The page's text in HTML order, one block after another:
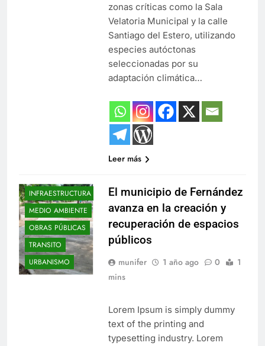
zonas críticas como la Sala
Velatoria Municipal y la calle
Santiago del Estero, utilizando
especies autóctonas
seleccionadas por su
adaptación climática…
Leer más
INFRAESTRUCTURA
MEDIO AMBIENTE
OBRAS PÚBLICAS
TRANSITO
URBANISMO
El municipio de Fernández
avanza en la creación y
recuperación de espacios
públicos
munifer 1 año ago 0
1
mins
Lorem Ipsum is simply dummy
text of the printing and
typesetting industry. Lorem